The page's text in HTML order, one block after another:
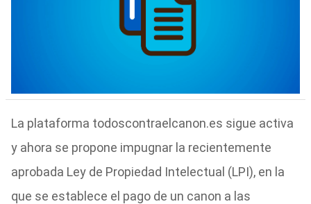
La plataforma todoscontraelcanon.es sigue activa
y ahora se propone impugnar la recientemente
aprobada Ley de Propiedad Intelectual (LPI), en la
que se establece el pago de un canon a las